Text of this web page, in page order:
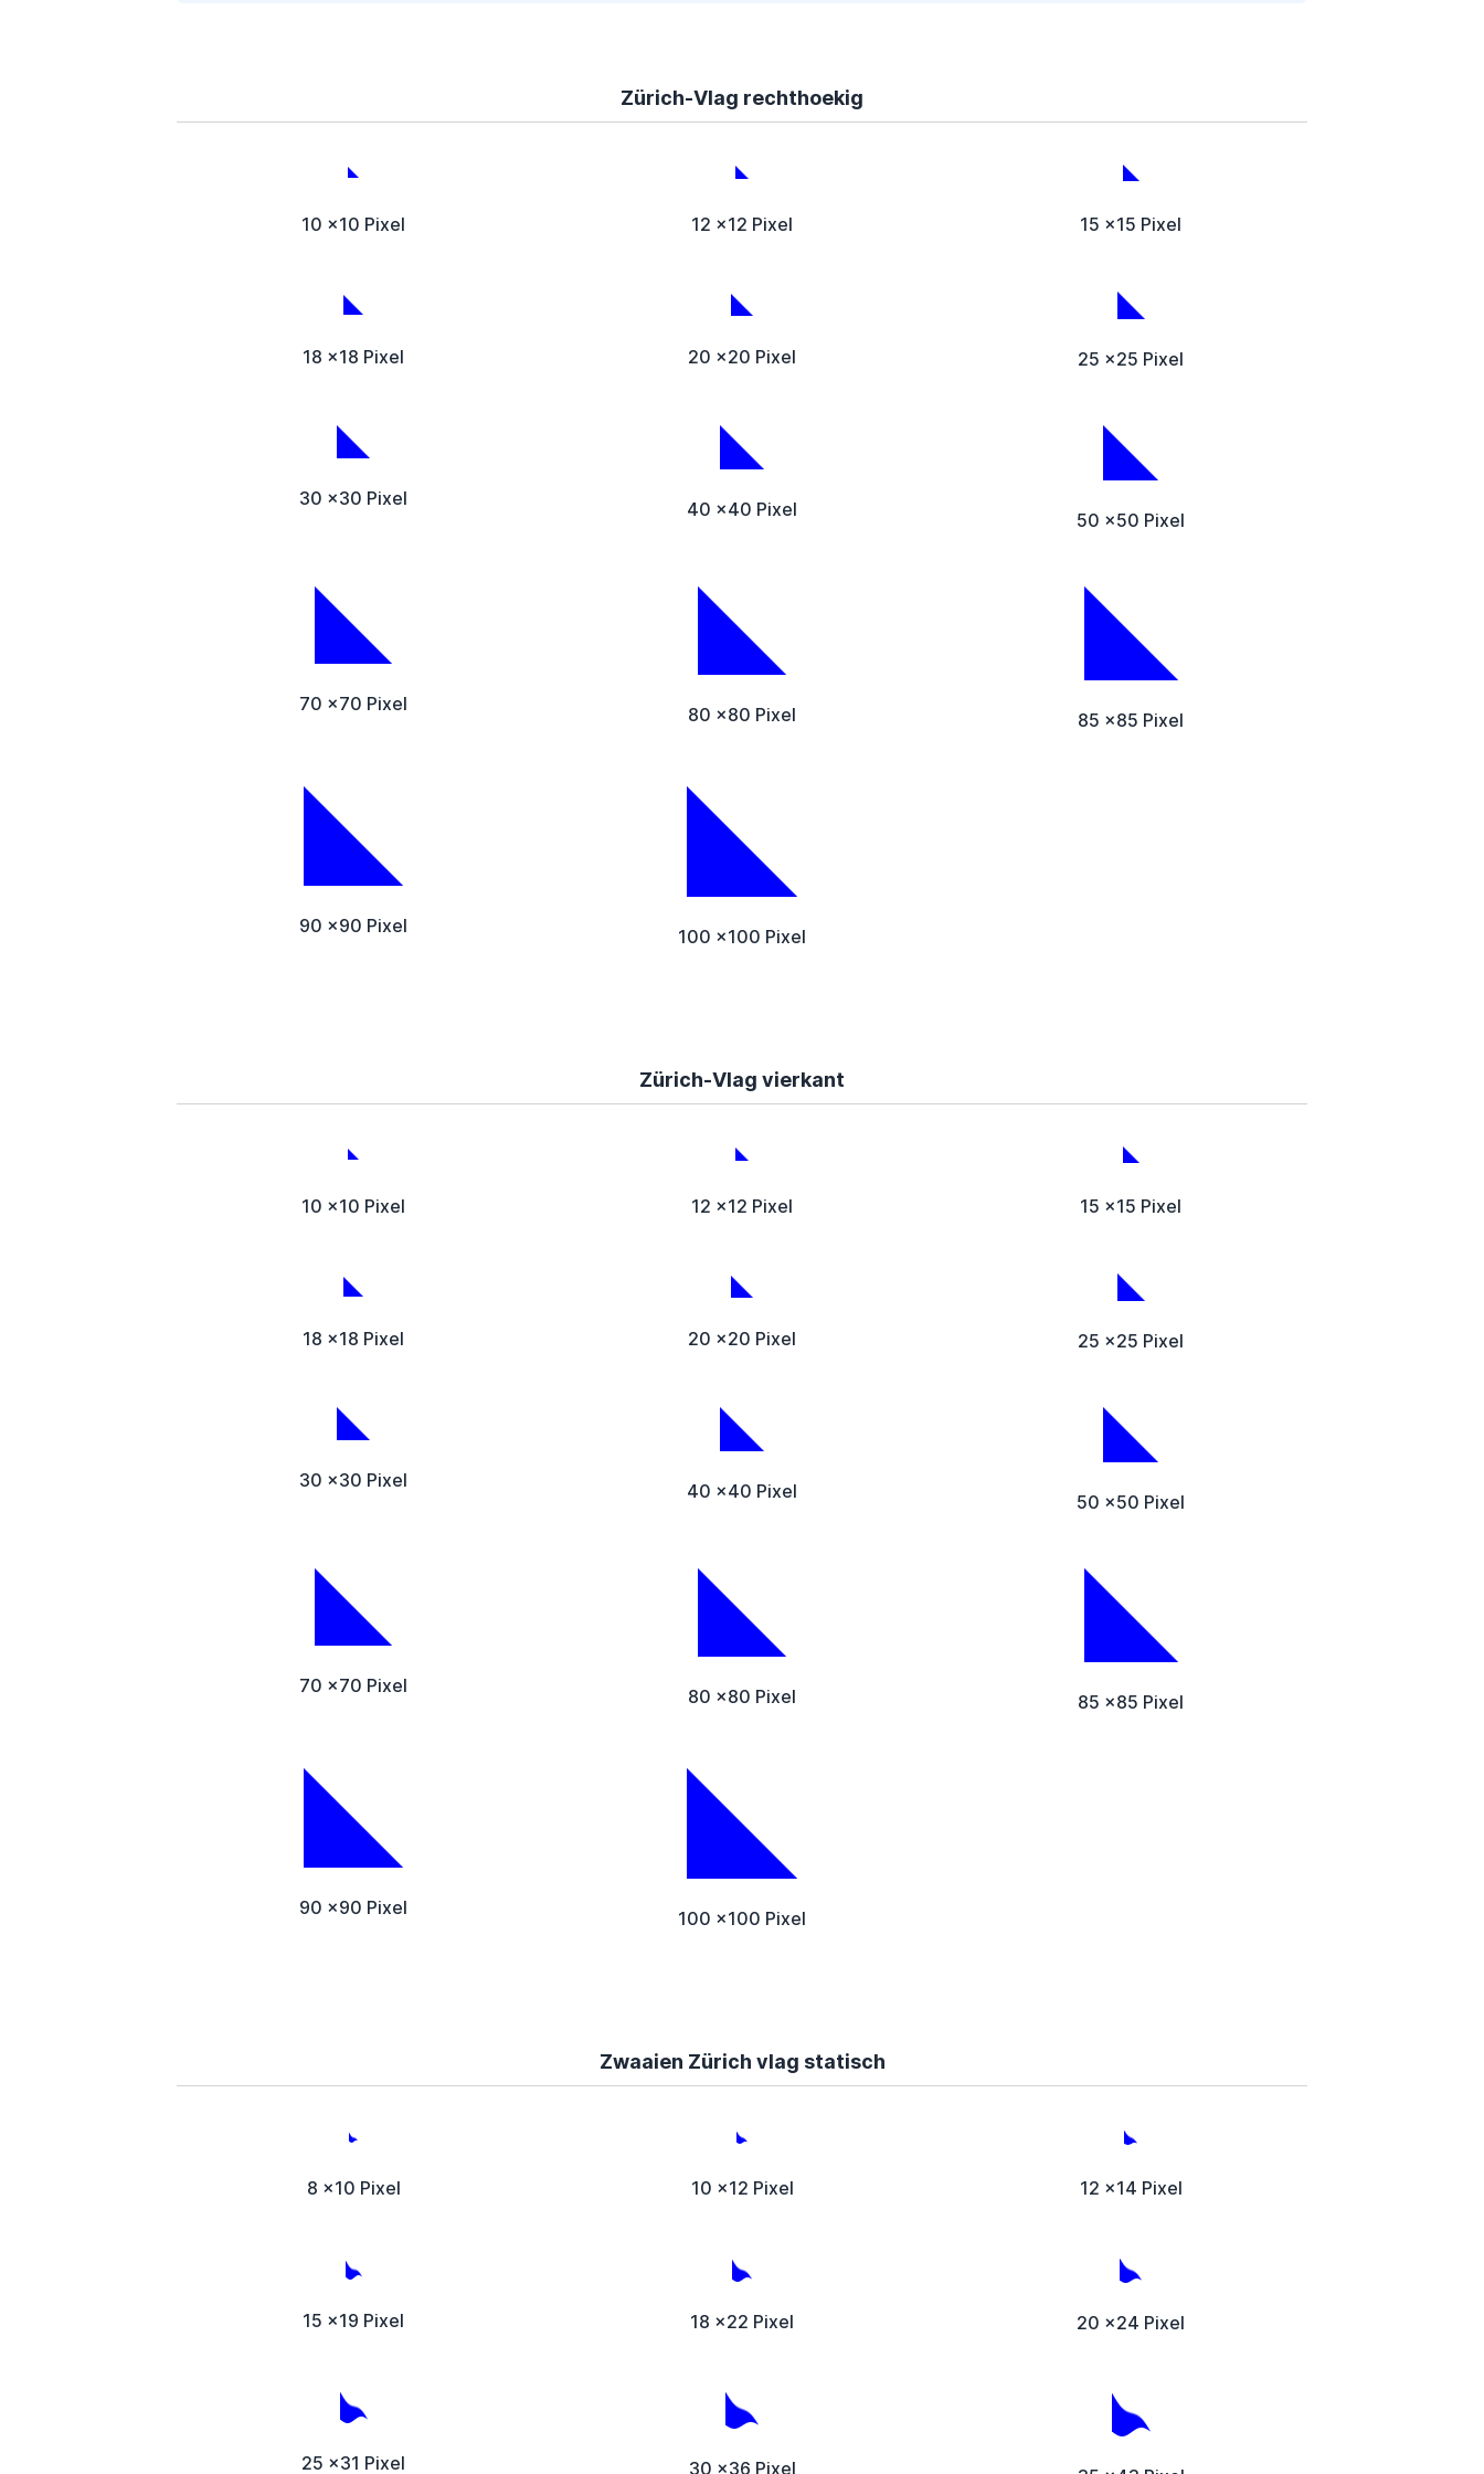
Zürich-Vlag rechthoekig
10 x10 Pixel 12 x12 Pixel 15 x15 Pixel
18 x18 Pixel 20 x20 Pixel 25 x25 Pixel
30 x30 Pixel 40 x40 Pixel 50 x50 Pixel
70 x70 Pixel 80 x80 Pixel 85 x85 Pixel
90 x90 Pixel 100 x100 Pixel
Zürich-Vlag vierkant
10 x10 Pixel 12 x12 Pixel 15 x15 Pixel
18 x18 Pixel 20 x20 Pixel 25 x25 Pixel
30 x30 Pixel 40 x40 Pixel 50 x50 Pixel
70 x70 Pixel 80 x80 Pixel 85 x85 Pixel
90 x90 Pixel 100 x100 Pixel
Zwaaien Zürich vlag statisch
8 x10 Pixel 10 x12 Pixel 12 x14 Pixel
15 x19 Pixel 18 x22 Pixel 20 x24 Pixel
25 x31 Pixel 30 x36 Pixel